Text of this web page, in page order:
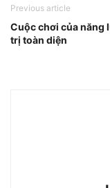
Previous article
Cuộc chơi của năng
trị toàn diện